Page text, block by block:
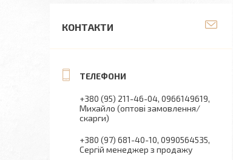
КОНТАКТИ
+380 (95) 211-46-04 0966149619
Михайло (оптові замовлення/
скарги)
+380 (97) 681-40-10 0990564535
Сергій менеджер з продажу